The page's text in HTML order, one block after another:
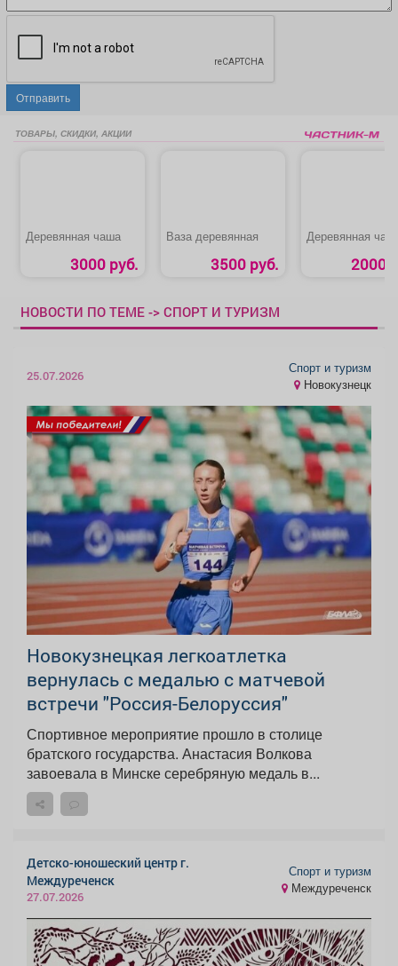
Отправить
ТОВАРЫ, СКИДКИ, АКЦИИ
Деревянная чаша
3000 руб.
Ваза деревянная
3500 руб.
Деревянная
2000
НОВОСТИ ПО ТЕМЕ -> СПОРТ И ТУРИЗМ
25.07.2026
Спорт и туризм
Новокузнецк
Новокузнецкая легкоатлетка
вернулась с медалью с матчевой
встречи "Россия-Белоруссия"
Спортивное мероприятие прошло в столице
братского государства. Анастасия Волкова
завоевала в Минске серебряную медаль в...
Детско-юношеский центр г.
Междуреченск
27.07.2026
Спорт и туризм
Междуреченск